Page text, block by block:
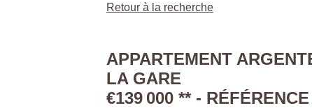
Retour à la recherche
APPARTEMENT
LA GARE
€139 000 ** -